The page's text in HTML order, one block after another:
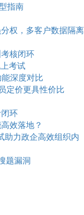
指南
权，多客户数据隔离
核闭环
考试
深度对比
定价更具性价比
环
效落地？
助力政企高效组织内
题漏洞